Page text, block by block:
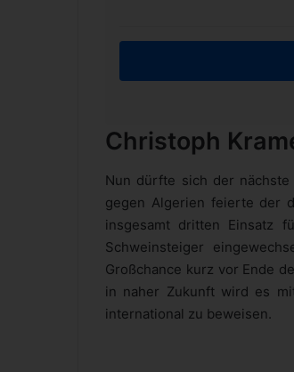
Christoph
Nun dürfte sich der
gegen Algerien feierte der
insgesamt dritten Einsatz
Schweinsteiger
Großchance kurz vor Ende
in naher Zukunft wird es
international zu beweisen.